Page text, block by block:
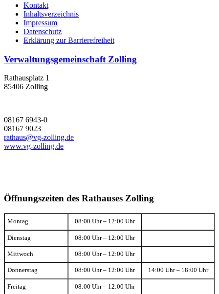
Kontakt
Inhaltsverzeichnis
Impressum
Datenschutz
Erklärung zur Barrierefreiheit
Verwaltungsgemeinschaft Zolling
Rathausplatz 1
85406 Zolling
08167 6943-0
08167 9023
rathaus@vg-zolling.de
www.vg-zolling.de
Öffnungszeiten des Rathauses Zolling
Montag 08:00 Uhr – 12:00 Uhr
Dienstag 08:00 Uhr – 12:00 Uhr
Mittwoch 08:00 Uhr – 12:00 Uhr
Donnerstag 08:00 Uhr – 12:00 Uhr 14:00 Uhr – 18:00 Uhr
Freitag 08:00 Uhr – 12:00 Uhr